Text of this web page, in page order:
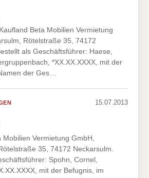
Beta Mobilien Vermietung
Rötelstraße 35, 74172
als Geschäftsführer: Haese,
*XX.XX.XXXX, mit der
der Ges…
15.07.2013
Mobilien Vermietung GmbH,
35, 74172 Neckarsulm.
Spohn, Cornel,
mit der Befugnis, im